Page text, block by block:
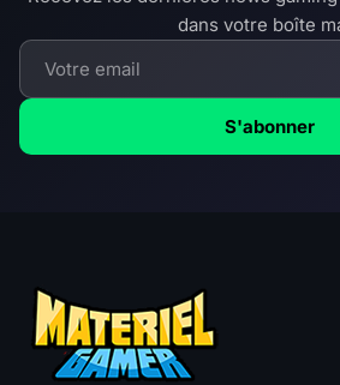
dans votre boîte
S'abonner